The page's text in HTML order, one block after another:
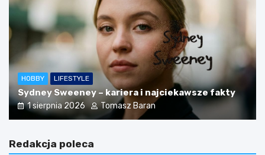
HOBBY LIFESTYLE
Sydney Sweeney – kariera i najciekawsze fakty
1 sierpnia 2026 Tomasz Baran
Redakcja poleca